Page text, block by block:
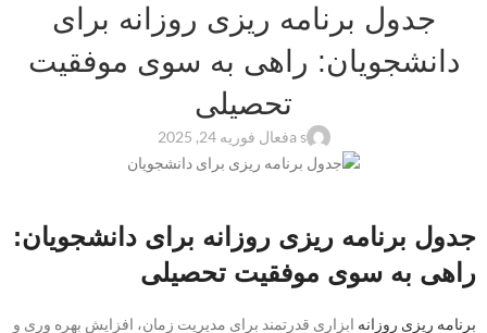
جدول برنامه ریزی روزانه برای
دانشجویان: راهی به سوی موفقیت
تحصیلی
a sفعال فوریه 24, 2025
جدول برنامه ریزی روزانه برای دانشجویان:
راهی به سوی موفقیت تحصیلی
برنامه ریزی روزانه ابزاری قدرتمند برای مدیریت زمان، افزایش بهره وری و